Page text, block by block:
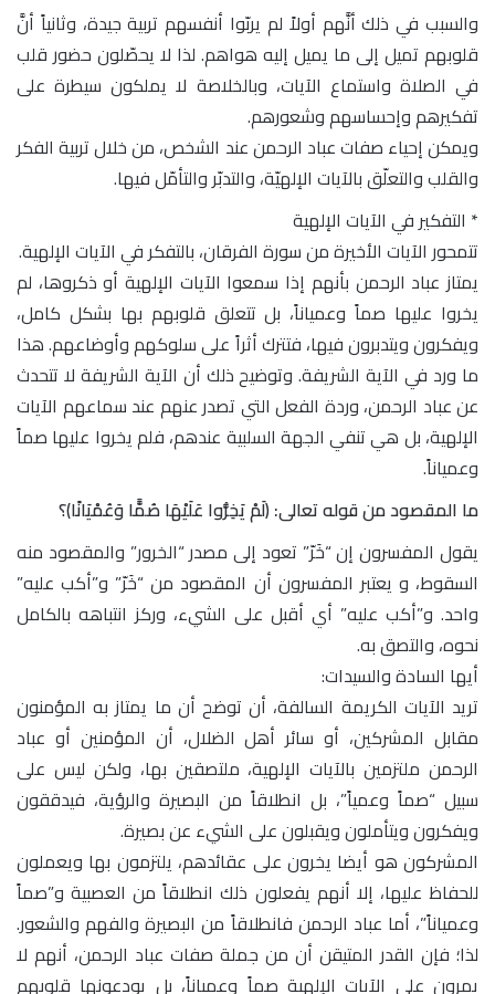
والسبب في ذلك أنَّهم أولاً لم يربّوا أنفسهم تربية جيدة، وثانياً أنَّ
قلوبهم تميل إلى ما يميل إليه هواهم. لذا لا يحصّلون حضور قلب
في الصلاة واستماع الآيات، وبالخلاصة لا يملكون سيطرة على
تفكيرهم وإحساسهم وشعورهم.
ويمكن إحياء صفات عباد الرحمن عند الشخص، من خلال تربية الفكر
والقلب والتعلّق بالآيات الإلهيّة، والتدبّر والتأمّل فيها.
* التفكير في الآيات الإلهية
تتمحور الآيات الأخيرة من سورة الفرقان، بالتفكر في الآيات الإلهية.
يمتاز عباد الرحمن بأنهم إذا سمعوا الآيات الإلهية أو ذكروها، لم
يخروا عليها صماً وعمياناً، بل تتعلق قلوبهم بها بشكل كامل،
ويفكرون ويتدبرون فيها، فتترك أثراً على سلوكهم وأوضاعهم. هذا
ما ورد في الآية الشريفة. وتوضيح ذلك أن الآية الشريفة لا تتحدث
عن عباد الرحمن، وردة الفعل التي تصدر عنهم عند سماعهم الآيات
الإلهية، بل هي تنفي الجهة السلبية عندهم، فلم يخروا عليها صماً
وعمياناً.
ما المقصود من قوله تعالى: ﴿لَمْ يَخِرُّوا عَلَيْهَا صُمًّا وَعُمْيَانًا﴾؟
يقول المفسرون إن “خَرّ” تعود إلى مصدر “الخرور” والمقصود منه
السقوط، و يعتبر المفسرون أن المقصود من “خَرّ” و”أكب عليه”
واحد. و”أكب عليه” أي أقبل على الشيء، وركز انتباهه بالكامل
نحوه، والتصق به.
أيها السادة والسيدات:
تريد الآيات الكريمة السالفة، أن توضح أن ما يمتاز به المؤمنون
مقابل المشركين، أو سائر أهل الضلال، أن المؤمنين أو عباد
الرحمن ملتزمين بالآيات الإلهية، ملتصقين بها، ولكن ليس على
سبيل “صماً وعمياً”، بل انطلاقاً من البصيرة والرؤية، فيدققون
ويفكرون ويتأملون ويقبلون على الشيء عن بصيرة.
المشركون هو أيضا يخرون على عقائدهم، يلتزمون بها ويعملون
للحفاظ عليها، إلا أنهم يفعلون ذلك انطلاقاً من العصبية و”صماً
وعمياناً”، أما عباد الرحمن فانطلاقاً من البصيرة والفهم والشعور.
لذا؛ فإن القدر المتيقن أن من جملة صفات عباد الرحمن، أنهم لا
يمرون على الآيات الإلهية صماً وعمياناً، بل يودعونها قلوبهم